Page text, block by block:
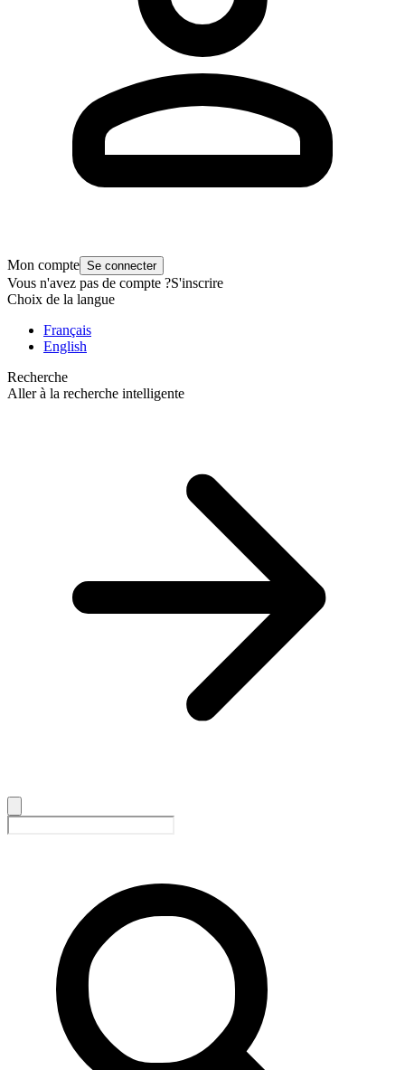
Mon compte Se connecter
Vous n'avez pas de compte ?S'inscrire
Choix de la langue
Français
English
Recherche
Aller à la recherche intelligente